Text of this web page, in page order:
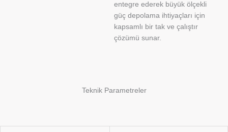
entegre ederek büyük ölçekli
güç depolama ihtiyaçları için
kapsamlı bir tak ve çalıştır
çözümü sunar.
Teknik Parametreler